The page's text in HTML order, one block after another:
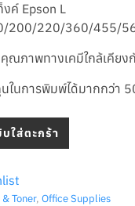
งค์ Epson L
200/220/360/455/
ณภาพทางเคมีใกล้เคีย
ในการพิมพ์ได้มากกว่า
กเติมแทงค์ (Refill
ใส่ตะกร้า
& Toner, Office Supplies